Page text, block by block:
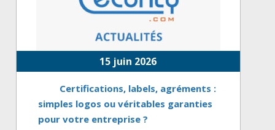
15 juin 2026
Certifications, labels, agréments :
simples logos ou véritables garanties
pour votre entreprise ?